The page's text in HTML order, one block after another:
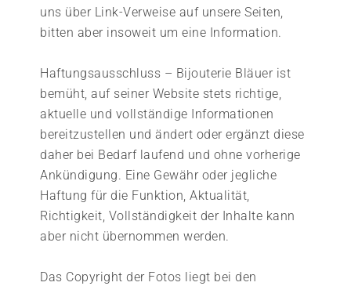
uns über Link-Verweise auf unsere Seiten,
bitten aber insoweit um eine Information.
Haftungsausschluss – Bijouterie Bläuer ist
bemüht, auf seiner Website stets richtige,
aktuelle und vollständige Informationen
bereitzustellen und ändert oder ergänzt diese
daher bei Bedarf laufend und ohne vorherige
Ankündigung. Eine Gewähr oder jegliche
Haftung für die Funktion, Aktualität,
Richtigkeit, Vollständigkeit der Inhalte kann
aber nicht übernommen werden.
Das Copyright der Fotos liegt bei den